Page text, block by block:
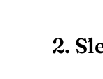
2.